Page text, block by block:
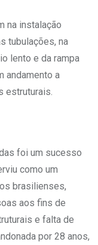
na instalação
tubulações, na
lento e da rampa
andamento a
estruturais.
foi um sucesso
como um
brasilienses,
aos fins de
e falta de
por 28 anos,